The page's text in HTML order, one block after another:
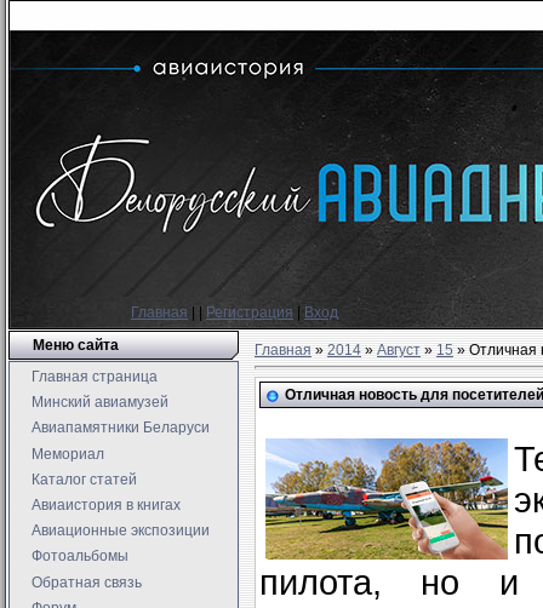
Главная Регистрация
Вход
Меню сайта
Главная страница
Минский авиамузей
Авиапамятники Беларуси
Мемориал
Каталог статей
Авиаистория в книгах
Авиационные экспозиции
Фотоальбомы
Обратная связь
Главная»2014 » Август » 15» Отличная
Отличная новость для
пилота, но и